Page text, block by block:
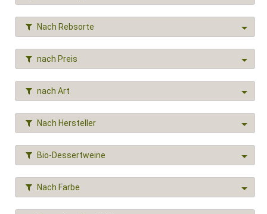
Nach Rebsorte
nach Preis
nach Art
Nach Hersteller
Bio-Dessertweine
Nach Farbe